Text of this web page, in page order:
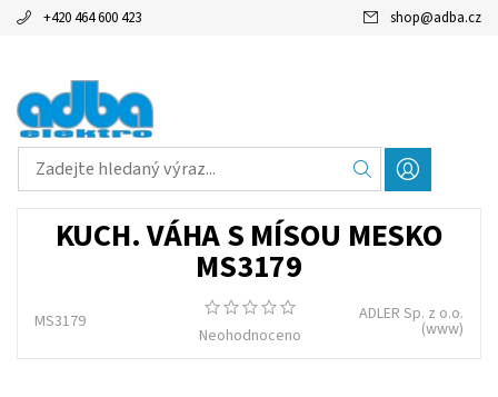
+420 464 600 423 shop@adba.cz
KUCH. VÁHA S MÍSOU MESKO
MS3179
MS3179
Neohodnoceno
ADLER Sp. z o.o.
(www)